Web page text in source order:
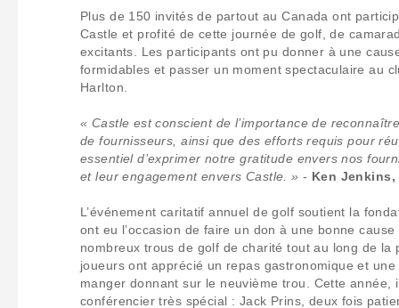
Plus de 150 invités de partout au Canada ont
Castle et profité de cette journée de golf, de
excitants. Les participants ont pu donner à une
formidables et passer un moment spectaculaire au
Harlton.
« Castle est conscient de l’importance de
de fournisseurs, ainsi que des efforts requis pour
essentiel d’exprimer notre gratitude envers nos
et leur engagement envers Castle. » - Ken
L’événement caritatif annuel de golf soutient la
ont eu l’occasion de faire un don à une bonne
nombreux trous de golf de charité tout au long de la
joueurs ont apprécié un repas gastronomique et
manger donnant sur le neuvième trou. Cette année,
conférencier très spécial : Jack Prins, deux fois